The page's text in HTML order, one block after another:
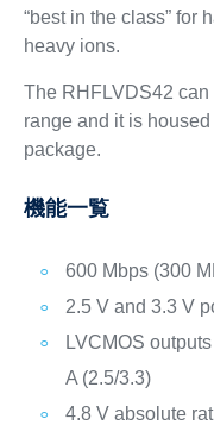
“best in the class” for
heavy ions.
The RHFLVDS42 can
range and it is
package.
機能一覧
600 Mbps (300
2.5 V and 3.3 V
LVCMOS
A (2.5/3.3)
4.8 V absolute